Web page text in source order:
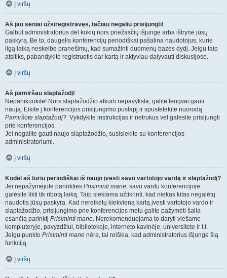
Į viršų
Aš jau seniai užsiregistravęs, tačiau negaliu prisijungti!
Galbūt administratorius dėl kokių nors priežasčių išjungė arba ištrynė jūsų
paskyrą. Be to, daugelis konferencijų periodiškai pašalina naudotojus, kurie
ilgą laiką neskelbė pranešimų, kad sumažinti duomenų bazės dydį. Jeigu taip
atsitiks, pabandykite registruotis dar kartą ir aktyviau dalyvauti diskusijose.
Į viršų
Aš pamiršau slaptažodį!
Nepanikuokite! Nors slaptažodžio atkurti nepavyksta, galite lengvai gauti
naują. Eikite į konferencijos prisijungimo puslapį ir spustelėkite nuorodą
Pamiršote slaptažodį?. Vykdykite instrukcijas ir netrukus vėl galėsite prisijungti
prie konferencijos.
Jei negalite gauti naujo slaptažodžio, susisiekite su konferencijos
administratoriumi.
Į viršų
Kodėl aš turiu periodiškai iš naujo įvesti savo vartotojo vardą ir slaptažodį?
Jei nepažymėjote parinkties Prisiminti mane, savo vardu konferencijoje
galėsite likti tik ribotą laiką. Taip siekiama užtikrinti, kad niekas kitas negalėtų
naudotis jūsų paskyra. Kad nereikėtų kiekvieną kartą įvesti vartotojo vardo ir
slaptažodžio, prisijungimo prie konferencijos metu galite pažymėti šalia
esančią parinktį Prisiminti mane. Nerekomenduojama to daryti viešame
kompiuteryje, pavyzdžiui, bibliotekoje, interneto kavinėje, universitete ir t.t.
Jeigu punkto Prisiminti mane nėra, tai reiškia, kad administratorius išjungė šią
funkciją.
Į viršų